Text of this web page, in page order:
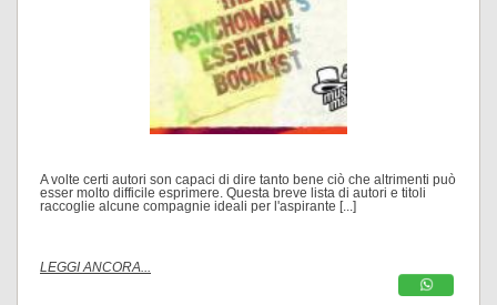
A volte certi autori son capaci di dire tanto bene ciò che altrimenti può
esser molto difficile esprimere. Questa breve lista di autori e titoli
raccoglie alcune compagnie ideali per l'aspirante [...]
LEGGI ANCORA...